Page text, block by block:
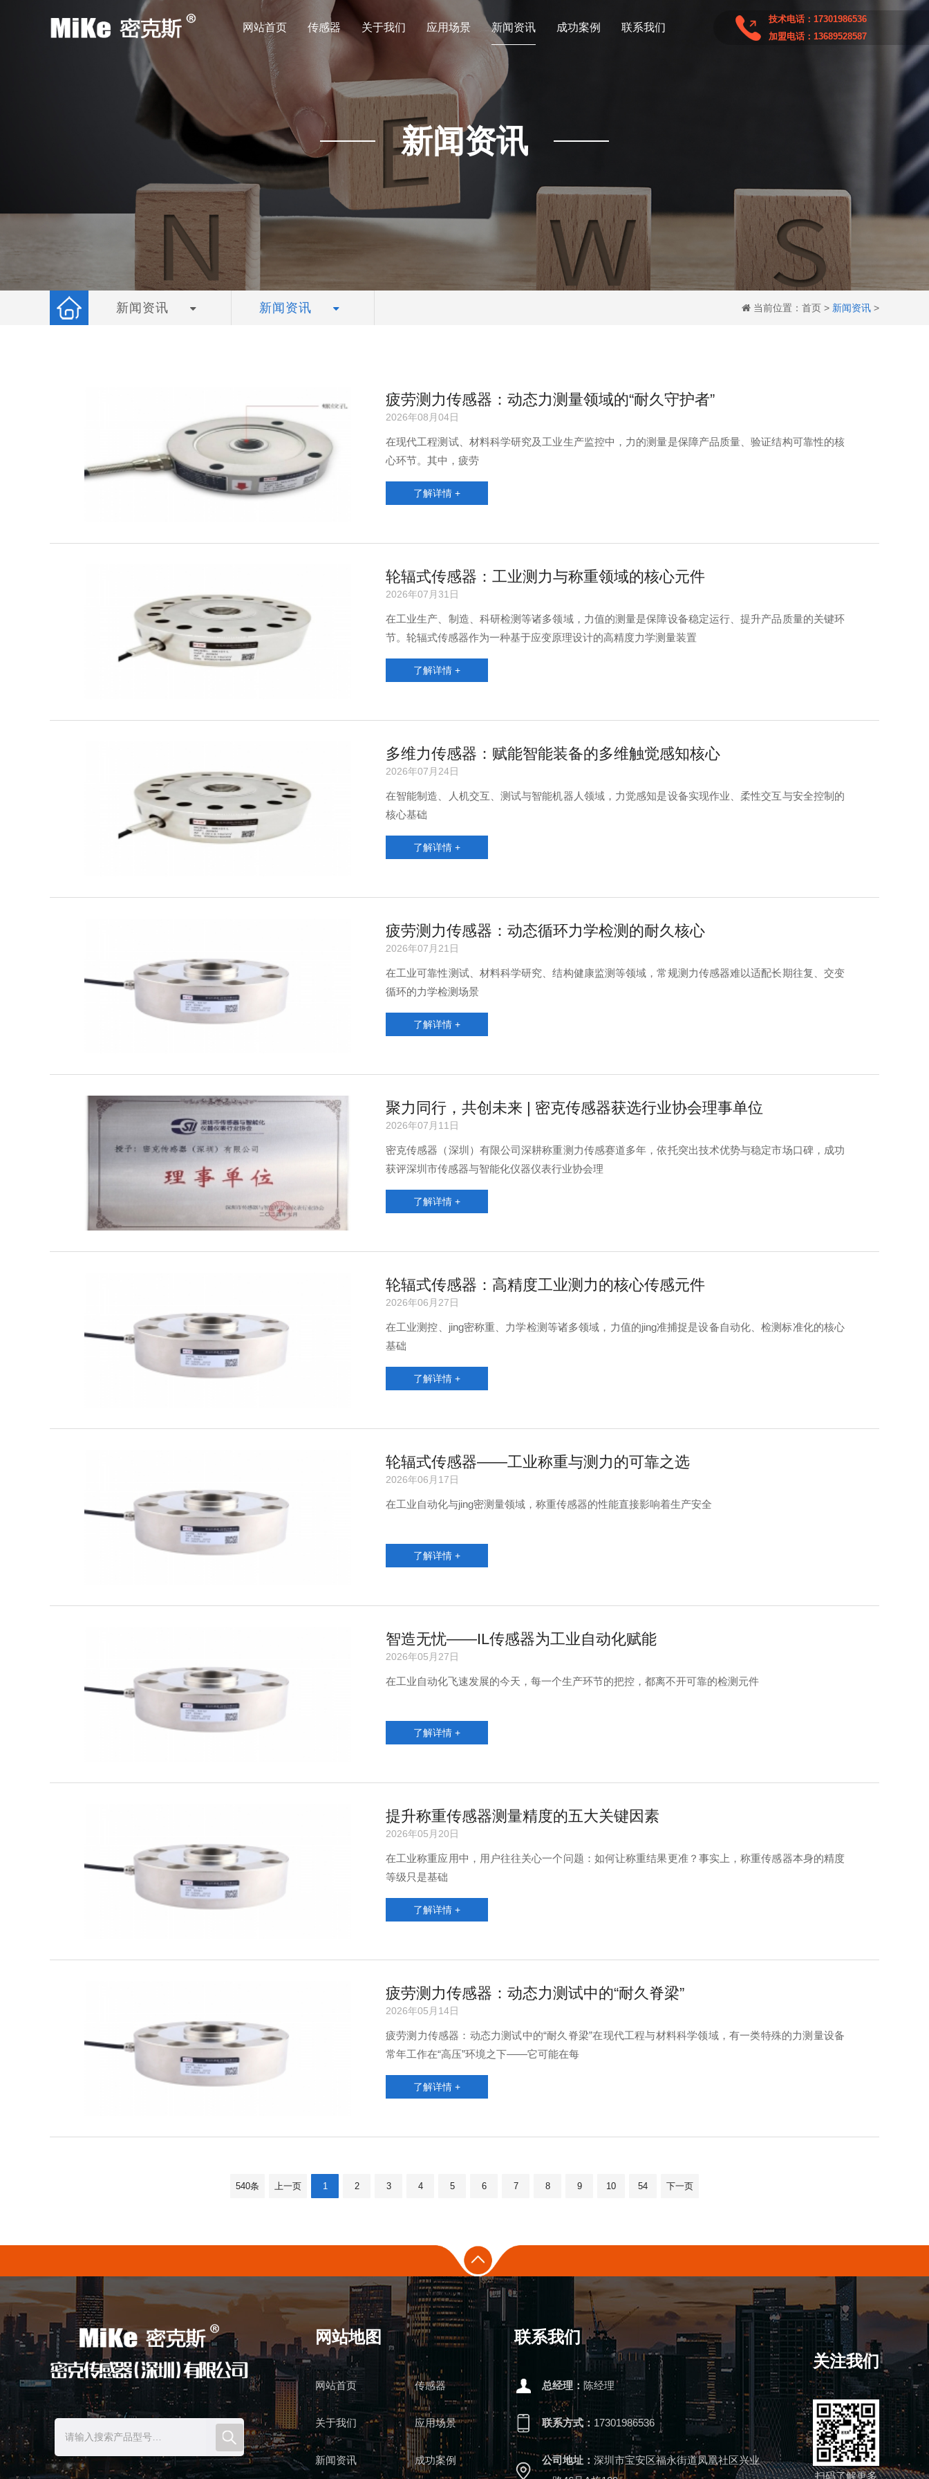
网站首页 传感器 关于我们 应用场景 新闻资讯 成功案例 联系我们
技术电话：17301986536
加盟电话：13689528587
新闻资讯
当前位置： 首页 > 新闻资讯 >
新闻资讯 新闻资讯
疲劳测力传感器：动态力测量领域的“耐久守护者”
2026年08月04日
在现代工程测试、材料科学研究及工业生产监控中，力的测量是保障产品质量、验证结构可靠性的核
心环节。其中，疲劳
了解详情 +
轮辐式传感器：工业测力与称重领域的核心元件
2026年07月31日
在工业生产、制造、科研检测等诸多领域，力值的测量是保障设备稳定运行、提升产品质量的关键环
节。轮辐式传感器作为一种基于应变原理设计的高精度力学测量装置
了解详情 +
多维力传感器：赋能智能装备的多维触觉感知核心
2026年07月24日
在智能制造、人机交互、测试与智能机器人领域，力觉感知是设备实现作业、柔性交互与安全控制的
核心基础
了解详情 +
疲劳测力传感器：动态循环力学检测的耐久核心
2026年07月21日
在工业可靠性测试、材料科学研究、结构健康监测等领域，常规测力传感器难以适配长期往复、交变
循环的力学检测场景
了解详情 +
聚力同行，共创未来 | 密克传感器获选行业协会理事单位
2026年07月11日
密克传感器（深圳）有限公司深耕称重测力传感赛道多年，依托突出技术优势与稳定市场口碑，成功
获评深圳市传感器与智能化仪器仪表行业协会理
了解详情 +
轮辐式传感器：高精度工业测力的核心传感元件
2026年06月27日
在工业测控、jing密称重、力学检测等诸多领域，力值的jing准捕捉是设备自动化、检测标准化的核心
基础
了解详情 +
轮辐式传感器——工业称重与测力的可靠之选
2026年06月17日
在工业自动化与jing密测量领域，称重传感器的性能直接影响着生产安全
了解详情 +
智造无忧——IL传感器为工业自动化赋能
2026年05月27日
在工业自动化飞速发展的今天，每一个生产环节的把控，都离不开可靠的检测元件
了解详情 +
提升称重传感器测量精度的五大关键因素
2026年05月20日
在工业称重应用中，用户往往关心一个问题：如何让称重结果更准？事实上，称重传感器本身的精度
等级只是基础
了解详情 +
疲劳测力传感器：动态力测试中的“耐久脊梁”
2026年05月14日
疲劳测力传感器：动态力测试中的“耐久脊梁”在现代工程与材料科学领域，有一类特殊的力测量设备
常年工作在“高压”环境之下——它可能在每
了解详情 +
540条 上一页 1 2 3 4 5 6 7 8 9 10 54 下一页
网站地图
网站首页 传感器
关于我们 应用场景
新闻资讯 成功案例
联系我们
总经理： 陈经理
联系方式： 17301986536
公司地址： 深圳市宝安区福永街道凤凰社区兴业
关注我们
扫码了解更多